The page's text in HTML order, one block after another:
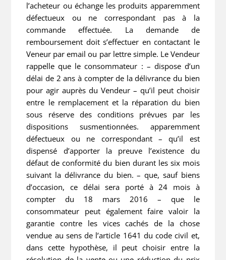
l’acheteur ou échange les produits apparemment
défectueux ou ne correspondant pas à la
commande effectuée. La demande de
remboursement doit s’effectuer en contactant le
Veneur par email ou par lettre simple. Le Vendeur
rappelle que le consommateur : – dispose d’un
délai de 2 ans à compter de la délivrance du bien
pour agir auprès du Vendeur – qu’il peut choisir
entre le remplacement et la réparation du bien
sous réserve des conditions prévues par les
dispositions susmentionnées. apparemment
défectueux ou ne correspondant – qu’il est
dispensé d’apporter la preuve l’existence du
défaut de conformité du bien durant les six mois
suivant la délivrance du bien. – que, sauf biens
d’occasion, ce délai sera porté à 24 mois à
compter du 18 mars 2016 – que le
consommateur peut également faire valoir la
garantie contre les vices cachés de la chose
vendue au sens de l’article 1641 du code civil et,
dans cette hypothèse, il peut choisir entre la